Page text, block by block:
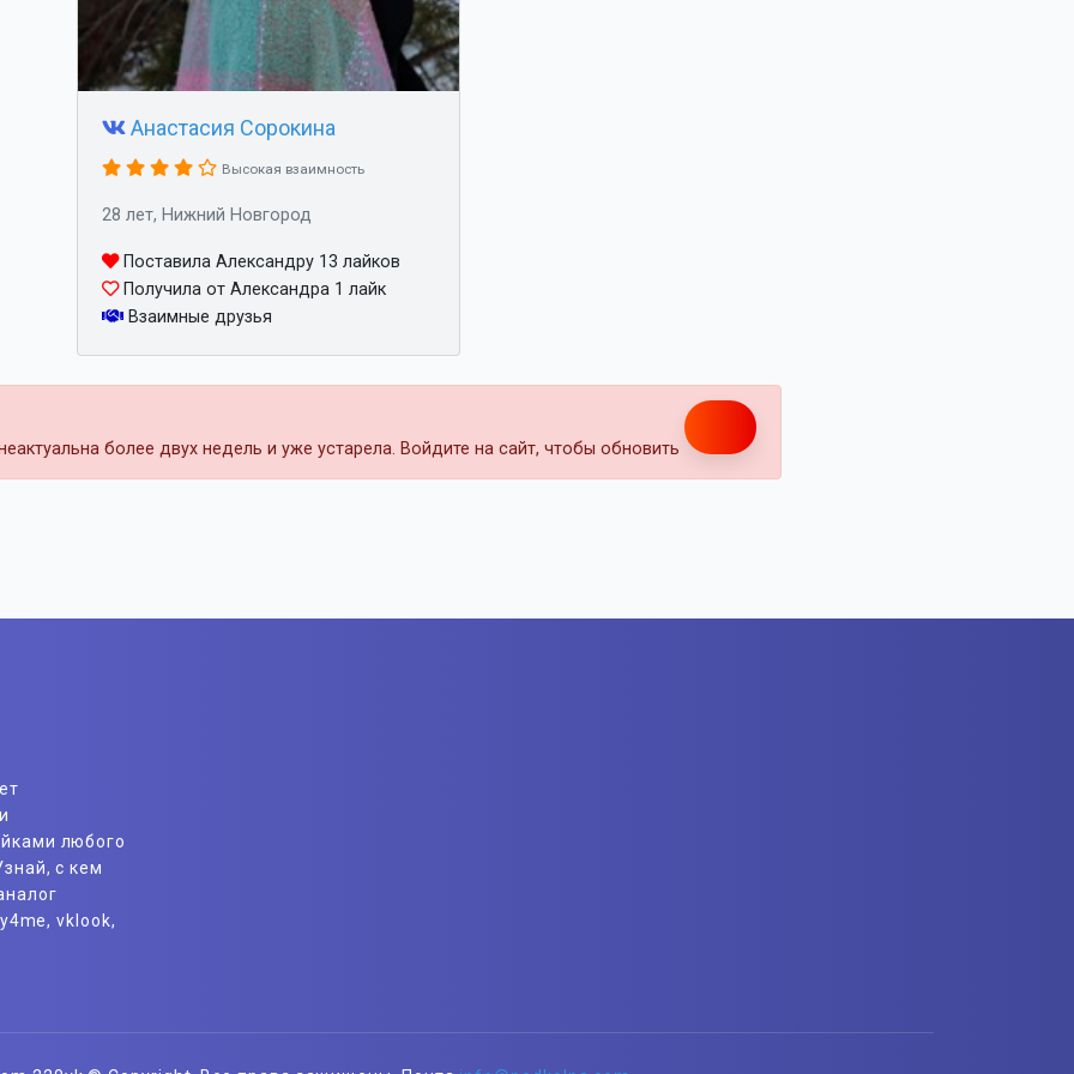
Анастасия Сорокина
Высокая взаимность
28 лет, Нижний Новгород
Поставила Александру 13 лайков
Получила от Александра 1 лайк
Взаимные друзья
более двух недель и уже устарела. Войдите на сайт, чтобы обновить
любого
с кем
vklook,